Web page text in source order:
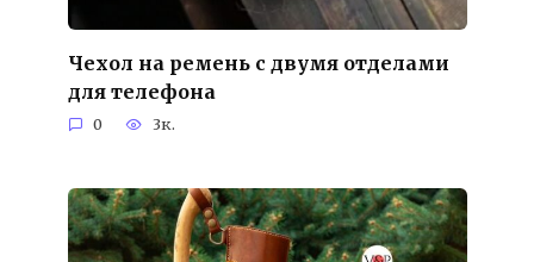
Чехол на ремень с двумя отделами
для телефона
0 3к.